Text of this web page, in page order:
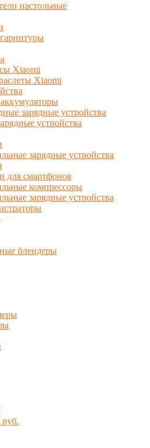
настольные
Xiaomi
Xiaomi
зарядные устройства
устройства
зарядные устройства
для смартфонов
компрессоры
зарядные устройства
блендеры
руб.